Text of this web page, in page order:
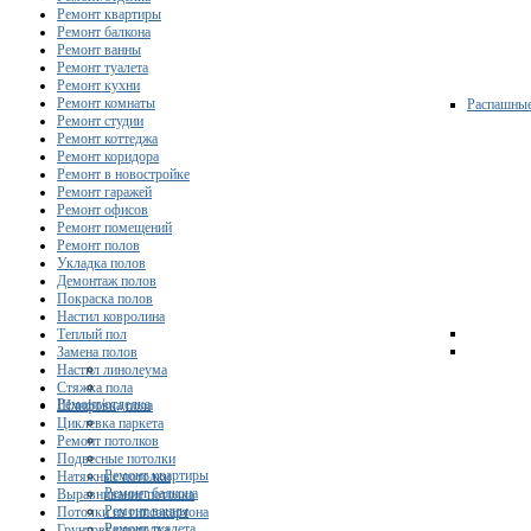
Ремонт/отделка
Ремонт квартиры
Ремонт балкона
Ремонт ванны
Ремонт квартиры
Ремонт балкона
Ремонт ванны
Ремонт туалета
Ремонт кухни
Ремонт комнаты
Ремонт студии
Ремонт коттеджа
Ремонт коридора
Ремонт в новостройке
Ремонт гаражей
Ремонт офисов
Ремонт помещений
Ремонт полов
Укладка полов
Демонтаж полов
Покраска полов
Настил ковролина
Теплый пол
Замена полов
Настил линолеума
Стяжка пола
Шлифовка пола
Циклевка паркета
Ремонт потолков
Подвесные потолки
Натяжные потолки
Выравнивание потолка
Потолки из гипсокартона